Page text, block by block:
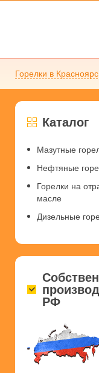
Горелки в
Каталог
Мазутные
Нефтяные
Горелки на
масле
Дизельные
РФ